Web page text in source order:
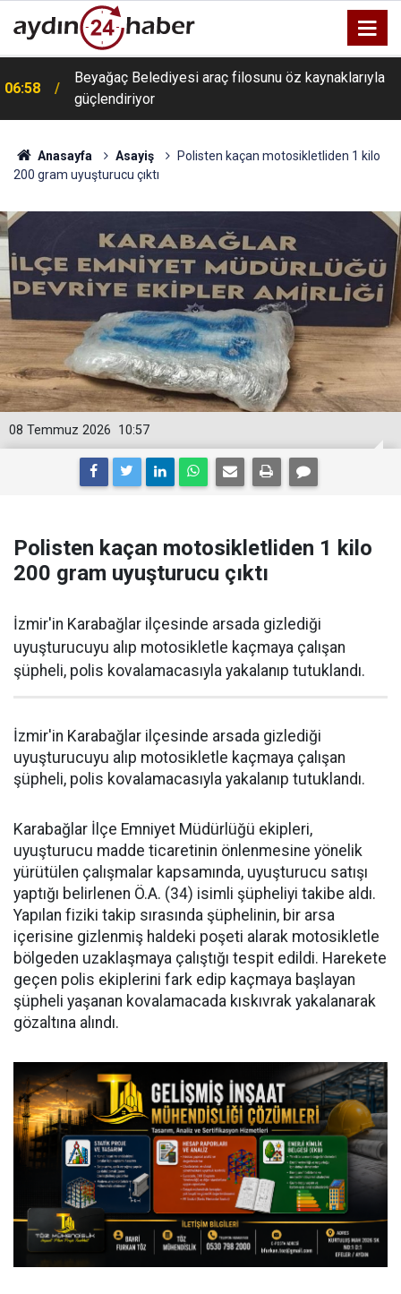
06:58
Beyağaç Belediyesi araç filosunu öz kaynaklarıyla
güçlendiriyor
Anasayfa Asayiş
Polisten kaçan motosikletliden 1 kilo
200 gram uyuşturucu çıktı
10:57
08 Temmuz 2026
Polisten kaçan motosikletliden 1 kilo
200 gram uyuşturucu çıktı
İzmir'in Karabağlar ilçesinde arsada gizlediği
uyuşturucuyu alıp motosikletle kaçmaya çalışan
şüpheli, polis kovalamacasıyla yakalanıp tutuklandı.
İzmir'in Karabağlar ilçesinde arsada gizlediği
uyuşturucuyu alıp motosikletle kaçmaya çalışan
şüpheli, polis kovalamacasıyla yakalanıp tutuklandı.
Karabağlar İlçe Emniyet Müdürlüğü ekipleri,
uyuşturucu madde ticaretinin önlenmesine yönelik
yürütülen çalışmalar kapsamında, uyuşturucu satışı
yaptığı belirlenen Ö.A. (34) isimli şüpheliyi takibe aldı.
Yapılan fiziki takip sırasında şüphelinin, bir arsa
içerisine gizlenmiş haldeki poşeti alarak motosikletle
bölgeden uzaklaşmaya çalıştığı tespit edildi. Harekete
geçen polis ekiplerini fark edip kaçmaya başlayan
şüpheli yaşanan kovalamacada kıskıvrak yakalanarak
gözaltına alındı.